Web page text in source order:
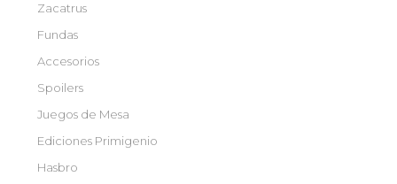
Zacatrus
Fundas
Accesorios
Spoilers
Juegos de Mesa
Ediciones Primigenio
Hasbro